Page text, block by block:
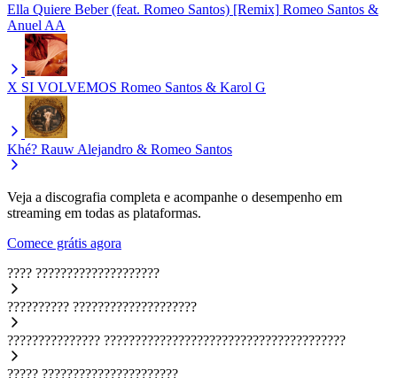
Ella Quiere Beber (feat. Romeo Santos) [Remix] Romeo Santos &
Anuel AA
X SI VOLVEMOS Romeo Santos & Karol G
Khé? Rauw Alejandro & Romeo Santos
Veja a discografia completa e acompanhe o desempenho em
streaming em todas as plataformas.
Comece grátis agora
???? ????????????????????
?????????? ????????????????????
??????????????? ???????????????????????????????????????
????? ??????????????????????